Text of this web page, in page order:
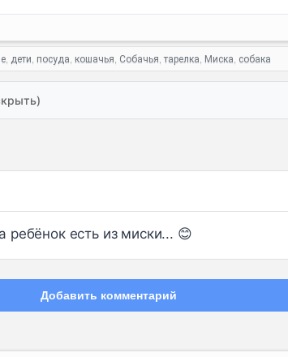
, дети, посуда, кошачья, Собачья,тарелка, Миска, собака
ребёнок есть из миски... 😊
Добавить комментарий